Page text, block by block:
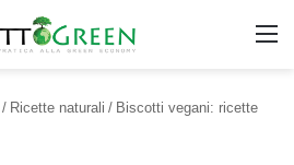
/ Ricette naturali / Biscotti vegani: ricette